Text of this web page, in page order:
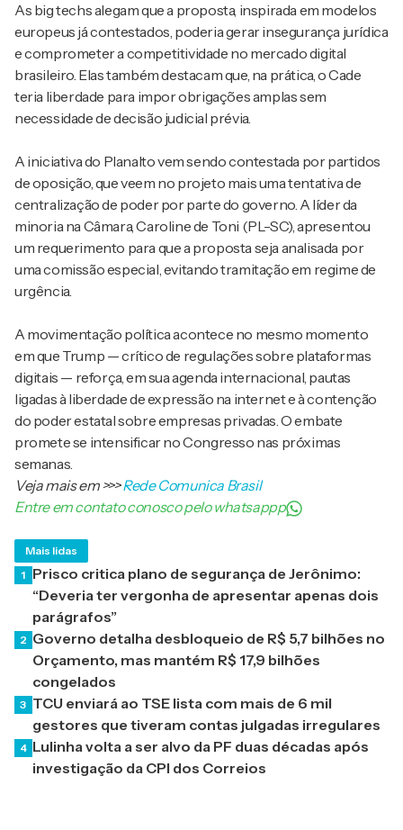
As big techs alegam que a proposta, inspirada em modelos
europeus já contestados, poderia gerar insegurança jurídica
e comprometer a competitividade no mercado digital
brasileiro. Elas também destacam que, na prática, o Cade
teria liberdade para impor obrigações amplas sem
necessidade de decisão judicial prévia.
A iniciativa do Planalto vem sendo contestada por partidos
de oposição, que veem no projeto mais uma tentativa de
centralização de poder por parte do governo. A líder da
minoria na Câmara, Caroline de Toni (PL-SC), apresentou
um requerimento para que a proposta seja analisada por
uma comissão especial, evitando tramitação em regime de
urgência.
A movimentação política acontece no mesmo momento
em que Trump — crítico de regulações sobre plataformas
digitais — reforça, em sua agenda internacional, pautas
ligadas à liberdade de expressão na internet e à contenção
do poder estatal sobre empresas privadas. O embate
promete se intensificar no Congresso nas próximas
semanas.
Veja mais em>>>Rede Comunica Brasil
Entre em contato conosco pelo whatsappp
Mais lidas
1 Prisco critica plano de segurança de Jerônimo:
“Deveria ter vergonha de apresentar apenas dois
parágrafos”
2 Governo detalha desbloqueio de R$ 5,7 bilhões no
Orçamento, mas mantém R$ 17,9 bilhões
congelados
3 TCU enviará ao TSE lista com mais de 6 mil
gestores que tiveram contas julgadas irregulares
4 Lulinha volta a ser alvo da PF duas décadas após
investigação da CPI dos Correios